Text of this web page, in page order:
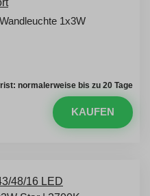
1x3W
normalerweise bis zu 20 Tage
KAUFEN